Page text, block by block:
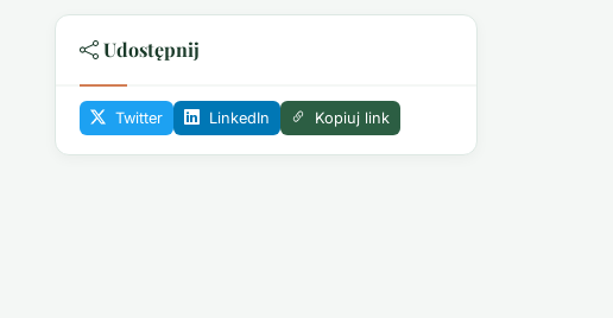
Udostępnij
Twitter LinkedIn Kopiuj link